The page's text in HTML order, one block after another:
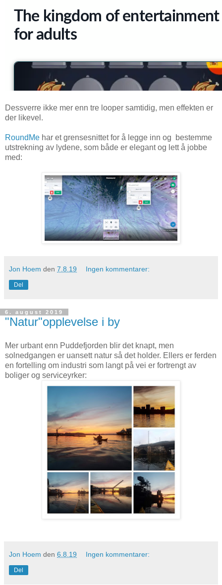
Dessverre ikke mer enn tre looper samtidig, men effekten er
der likevel.
RoundMe har et grensesnittet for å legge inn og bestemme
utstrekning av lydene, som både er elegant og lett å jobbe
med:
Jon Hoem den 7.8.19 Ingen kommentarer:
Del
6. august 2019
"Natur"opplevelse i by
Mer urbant enn Puddefjorden blir det knapt, men
solnedgangen er uansett natur så det holder. Ellers er ferden
en fortelling om industri som langt på vei er fortrengt av
boliger og serviceyrker:
Jon Hoem den 6.8.19 Ingen kommentarer:
Del